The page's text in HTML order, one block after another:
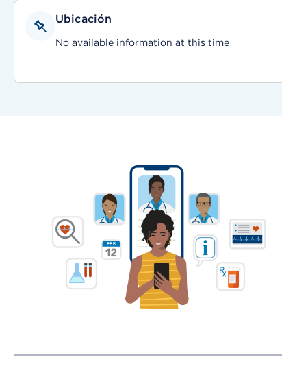
Ubicación
No available information at this time